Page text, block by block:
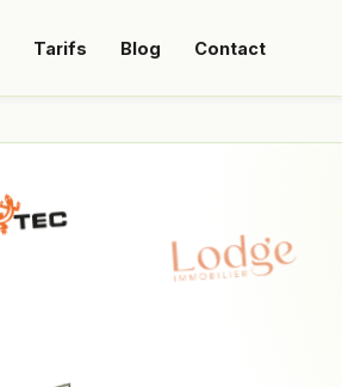
Tarifs Blog Contact